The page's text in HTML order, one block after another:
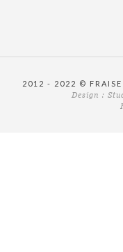
2012 - 2022 ©
Design :